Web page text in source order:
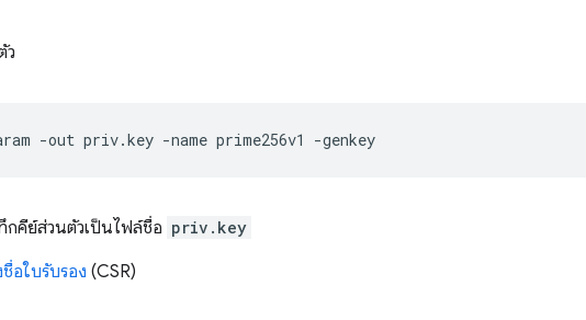
ว
-out priv.key -name prime256v1
คีย์ส่วนตัวเป็นไฟล์ชื่อ priv.key
อใบรับรอง (CSR)